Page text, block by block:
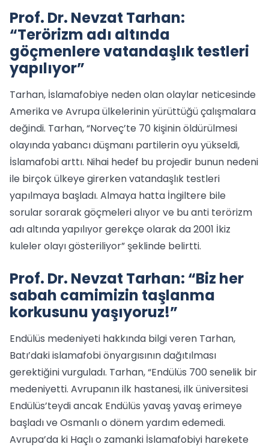
Prof. Dr. Nevzat Tarhan:
“Terörizm adı altında
göçmenlere vatandaşlık testleri
yapılıyor”
Tarhan, İslamafobiye neden olan olaylar neticesinde
Amerika ve Avrupa ülkelerinin yürüttüğü çalışmalara
değindi. Tarhan, “Norveç’te 70 kişinin öldürülmesi
olayında yabancı düşmanı partilerin oyu yükseldi,
İslamafobi arttı. Nihai hedef bu projedir bunun nedeni
ile birçok ülkeye girerken vatandaşlık testleri
yapılmaya başladı. Almaya hatta İngiltere bile
sorular sorarak göçmeleri alıyor ve bu anti terörizm
adı altında yapılıyor gerekçe olarak da 2001 İkiz
kuleler olayı gösteriliyor” şeklinde belirtti.
Prof. Dr. Nevzat Tarhan: “Biz her
sabah camimizin taşlanma
korkusunu yaşıyoruz!”
Endülüs medeniyeti hakkında bilgi veren Tarhan,
Batı’daki islamafobi önyargısının dağıtılması
gerektiğini vurguladı. Tarhan, “Endülüs 700 senelik bir
medeniyetti. Avrupanın ilk hastanesi, ilk üniversitesi
Endülüs’teydi ancak Endülüs yavaş yavaş erimeye
başladı ve Osmanlı o dönem yardım edemedi.
Avrupa’da ki Haçlı o zamanki İslamafobiyi harekete